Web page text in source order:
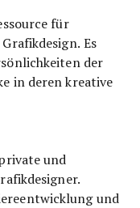
für
Es
der
in deren kreative
und
und